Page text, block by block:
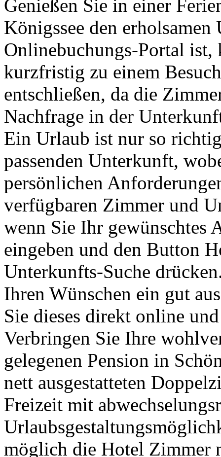
Genießen Sie in einer
Königssee den
Onlinebuchungs-Portal ist,
kurzfristig zu einem
entschließen, da die
Nachfrage in der
Ein Urlaub ist nur so
passenden Unterkunft,
persönlichen
verfügbaren Zimmer und
wenn Sie Ihr gewünschtes
eingeben und den Button
Unterkunfts-Suche
Ihren Wünschen ein gut
Sie dieses direkt online
Verbringen Sie Ihre
gelegenen Pension in
nett ausgestatteten
Freizeit mit
möglich die Hotel Zimmer